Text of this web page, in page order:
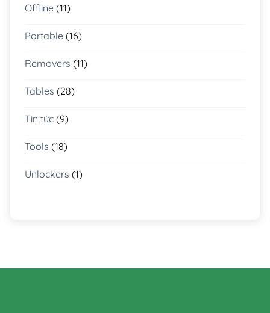
Offline (11)
Portable (16)
Removers (11)
Tables (28)
Tin tức (9)
Tools (18)
Unlockers (1)